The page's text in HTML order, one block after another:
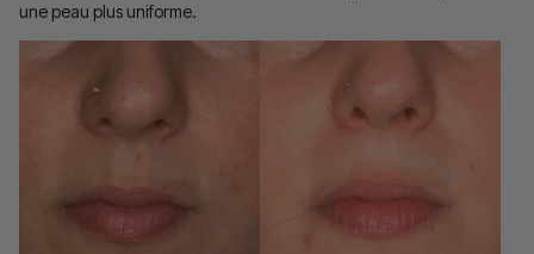
une peau plus uniforme.